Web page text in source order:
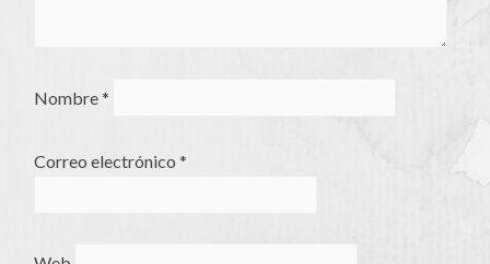
Nombre*
Correo electrónico*